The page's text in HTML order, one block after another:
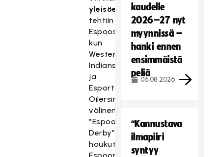
yleisöennätys
tehtiin
Espoossa,
kun
Westend
Indiansin
ja
Esport
Oilersin
välinen
”Espoon
Derby”
houkutteli
kaudelle
2026–27 nyt
myynnissä –
hanki ennen
ensimmäistä
peliä
06.08.2026
“Kannustava
ilmapiiri
syntyy